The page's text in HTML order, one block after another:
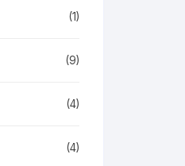
(1)
(9)
(4)
(4)